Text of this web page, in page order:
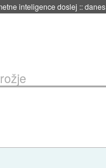
inteligence doslej ::